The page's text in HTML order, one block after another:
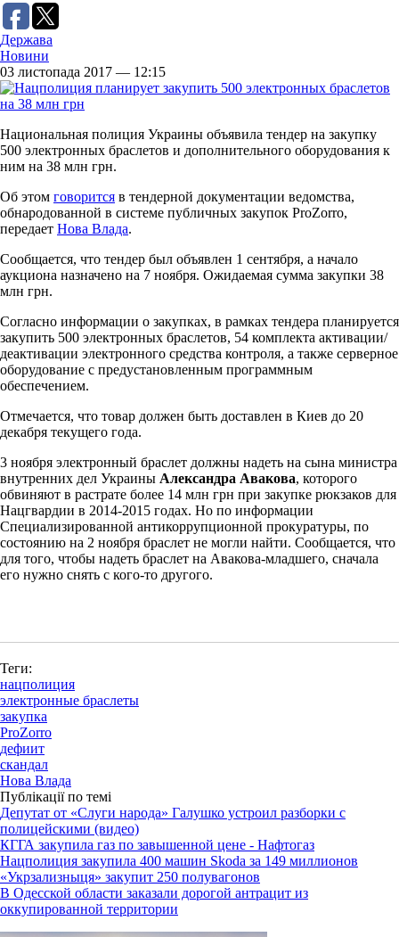
Держава
Новини
03 листопада 2017 — 12:15
Национальная полиция Украины объявила тендер на закупку
500 электронных браслетов и дополнительного оборудования к
ним на 38 млн грн.
Об этом говорится в тендерной документации ведомства,
обнародованной в системе публичных закупок ProZorro,
передает Нова Влада.
Сообщается, что тендер был объявлен 1 сентября, а начало
аукциона назначено на 7 ноября. Ожидаемая сумма закупки 38
млн грн.
Согласно информации о закупках, в рамках тендера планируется
закупить 500 электронных браслетов, 54 комплекта активации/
деактивации электронного средства контроля, а также серверное
оборудование с предустановленным программным
обеспечением.
Отмечается, что товар должен быть доставлен в Киев до 20
декабря текущего года.
3 ноября электронный браслет должны надеть на сына министра
внутренних дел Украины Александра Авакова, которого
обвиняют в растрате более 14 млн грн при закупке рюкзаков для
Нацгвардии в 2014-2015 годах. Но по информации
Специализированной антикоррупционной прокуратуры, по
состоянию на 2 ноября браслет не могли найти. Сообщается, что
для того, чтобы надеть браслет на Авакова-младшего, сначала
его нужно снять с кого-то другого.
Теги:
нацполиция
электронные браслеты
закупка
ProZorro
дефиит
скандал
Нова Влада
Публікації по темі
Депутат от «Слуги народа» Галушко устроил разборки с
полицейскими (видео)
КГГА закупила газ по завышенной цене - Нафтогаз
Нацполиция закупила 400 машин Skoda за 149 миллионов
«Укрзализныця» закупит 250 полувагонов
В Одесской области заказали дорогой антрацит из
оккупированной территории